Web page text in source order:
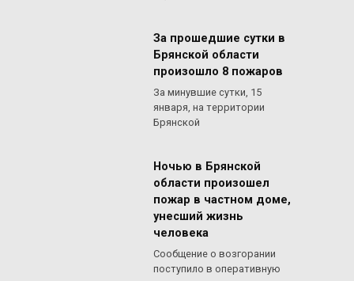
За прошедшие сутки в
Брянской области
произошло 8 пожаров
За минувшие сутки, 15
января, на территории
Брянской
Ночью в Брянской
области произошел
пожар в частном доме,
унесший жизнь
человека
Сообщение о возгорании
поступило в оперативную